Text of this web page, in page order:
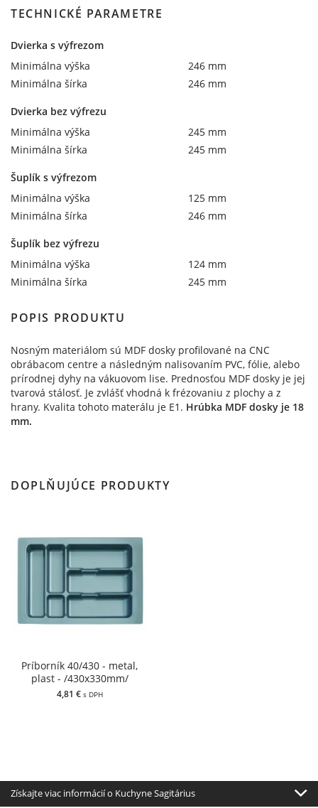
TECHNICKÉ PARAMETRE
Dvierka s výfrezom
Minimálna výška
246 mm
Minimálna šírka
246 mm
Dvierka bez výfrezu
Minimálna výška
245 mm
Minimálna šírka
245 mm
Šuplík s výfrezom
Minimálna výška
125 mm
Minimálna šírka
246 mm
Šuplík bez výfrezu
Minimálna výška
124 mm
Minimálna šírka
245 mm
POPIS PRODUKTU
Nosným materiálom sú MDF dosky profilované na CNC
obrábacom centre a následným nalisovaním PVC, fólie, alebo
prírodnej dyhy na vákuovom lise. Prednosťou MDF dosky je jej
tvarová stálosť. Je zvlášť vhodná k frézovaniu z plochy a z
hrany. Kvalita tohoto materálu je E1. Hrúbka MDF dosky je 18
mm.
DOPLŇUJÚCE PRODUKTY
Príborník 40/430 - metal,
plast - /430x330mm/
4,81 € s DPH
Získajte viac informácií o Kuchyne Sagitárius